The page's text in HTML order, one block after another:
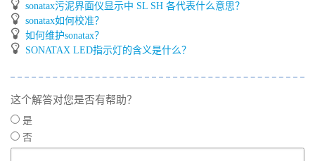
sonatax污泥界面仪显示中 SL SH 各代表什么意思？
sonatax如何校准？
如何维护sonatax？
SONATAX LED指示灯的含义是什么？
这个解答对您是否有帮助？
是
否